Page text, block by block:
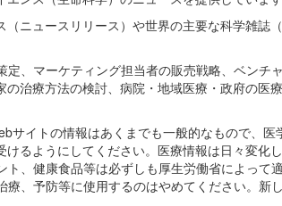
ニュースリリース）や世界の主要な科学雑誌
、マーケティング担当者の販売戦略、ベンチ
治療方法の検討、病院・地域医療・政府の医
サイトの情報はあくまでも一般的なもので、
るようにしてください。医療情報は日々変化
、健康食品等は必ずしも厚生労働省によっ
、予防等に使用するのはやめてください。新